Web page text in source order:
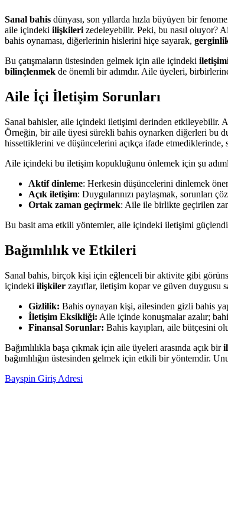
Sanal bahis dünyası, son yıllarda hızla büyüyen bir
aile içindeki ilişkileri zedeleyebilir. Peki, bu nasıl oluyor?
bahis oynaması, diğerlerinin hislerini hiçe sayarak,
Bu çatışmaların üstesinden gelmek için aile içindeki
bilinçlenmek de önemli bir adımdır. Aile üyeleri,
Aile İçi İletişim Sorunları
Sanal bahisler, aile içindeki iletişimi derinden
Örneğin, bir aile üyesi sürekli bahis oynarken diğerleri bu
hissettiklerini ve düşüncelerini açıkça ifade etmediklerinde,
Aile içindeki bu iletişim kopukluğunu önlemek için şu
Aktif dinleme: Herkesin düşüncelerini dinlemek
Açık iletişim: Duygularınızı paylaşmak, sorunları
Ortak zaman geçirmek: Aile ile birlikte geçirilen
Bu basit ama etkili yöntemler, aile içindeki iletişimi
Bağımlılık ve Etkileri
Sanal bahis, birçok kişi için eğlenceli bir aktivite gibi
içindeki ilişkiler zayıflar, iletişim kopar ve güven duygusu
Gizlilik: Bahis oynayan kişi, ailesinden gizli bahis
İletişim Eksikliği: Aile içinde konuşmalar azalır;
Finansal Sorunlar: Bahis kayıpları, aile bütçesini
Bağımlılıkla başa çıkmak için aile üyeleri arasında açık bir
bağımlılığın üstesinden gelmek için etkili bir yöntemdir.
Bayspin Giriş Adresi